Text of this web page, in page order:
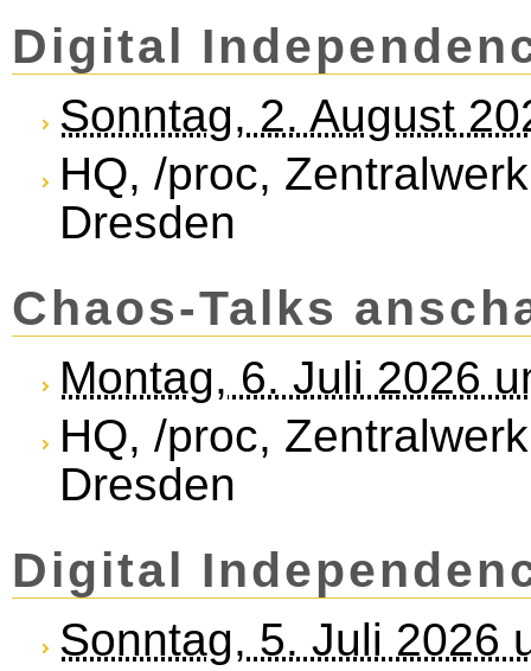
Di­gi­tal
Sonntag, 2. August
HQ, /proc,
Dresden
Chaos-Talks
Montag, 6. Juli 2026
HQ, /proc,
Dresden
Di­gi­tal
Sonntag, 5. Juli 2026